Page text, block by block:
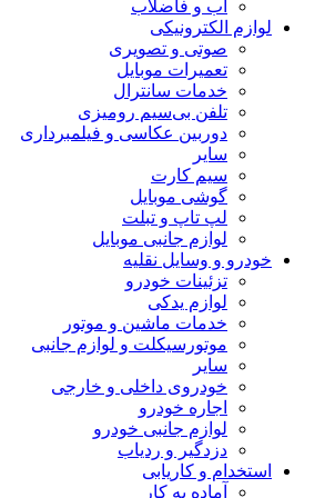
آب و فاضلاب
لوازم الکترونیکی
صوتی و تصویری
تعمیرات موبایل
خدمات سانترال
تلفن بی‌سیم رومیزی
دوربین عکاسی و فیلمبرداری
سایر
سیم کارت
گوشی موبایل
لپ تاپ و تبلت
لوازم جانبی موبایل
خودرو و وسایل نقلیه
تزئینات خودرو
لوازم یدکی
خدمات ماشین و موتور
موتورسیکلت و لوازم جانبی
سایر
خودروی داخلی و خارجی
اجاره خودرو
لوازم جانبی خودرو
دزدگیر و ردیاب
استخدام و کاریابی
آماده به کار